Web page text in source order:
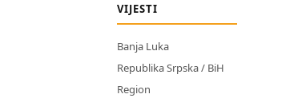
VIJESTI
Banja Luka
Republika Srpska / BiH
Region